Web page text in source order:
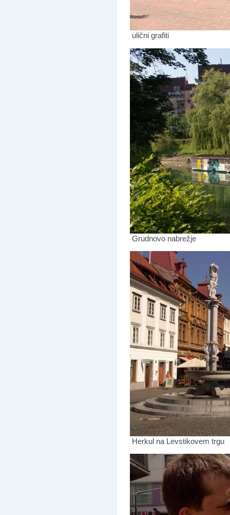
ulični grafiti
Grudnovo nabrežje
Herkul na Levstikovem trgu